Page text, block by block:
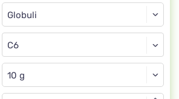
Tipo
Globuli
C6
Globuli